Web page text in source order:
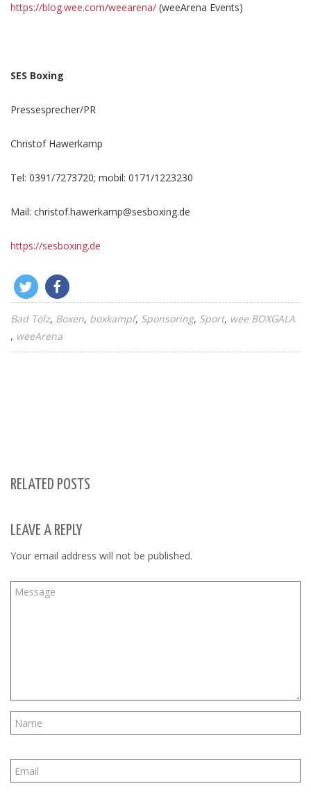
https://blog.wee.com/weearena/ (weeArena Events)
SES Boxing
Pressesprecher/PR
Christof Hawerkamp
Tel: 0391/7273720; mobil: 0171/1223230
Mail: christof.hawerkamp@sesboxing.de
https://sesboxing.de
Bad Tölz Boxen boxkampf Sponsoring Sport wee BOXGALA
weeArena
RELATED POSTS
LEAVE A REPLY
Your email address will not be published.